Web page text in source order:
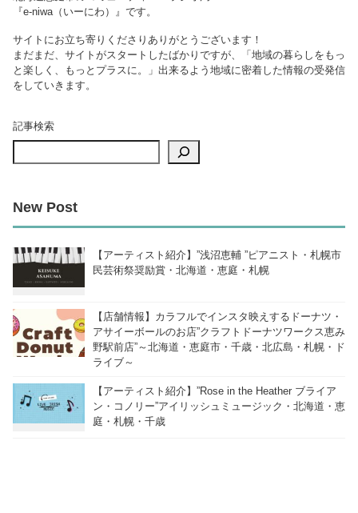
『e-niwa（いーにわ）』です。
サイトにお立ち寄りくださりありがとうございます！
まだまだ、サイトがスタートしたばかりですが、「地域の暮らしをもっ
と楽しく、もっとプラスに。」出来るよう地域に密着した情報の受発信
をしていきます。
記事検索
New Post
【アーティスト紹介】”浅沼恵輔 ”ピアニスト・札幌市
民芸術祭奨励賞・北海道・恵庭・札幌
【店舗情報】カラフルでインスタ映えするドーナツ・
アサイーボールのお店”クラフトドーナツワークス恵み
野駅前店”～北海道・恵庭市・千歳・北広島・札幌・ド
ライブ～
【アーティスト紹介】”Rose in the Heather ブライア
ン・コノリー”アイリッシュミュージック・北海道・恵
庭・札幌・千歳